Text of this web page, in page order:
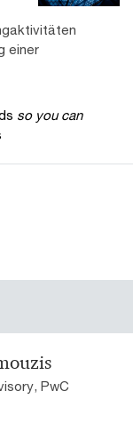
einer
so you can
PwC